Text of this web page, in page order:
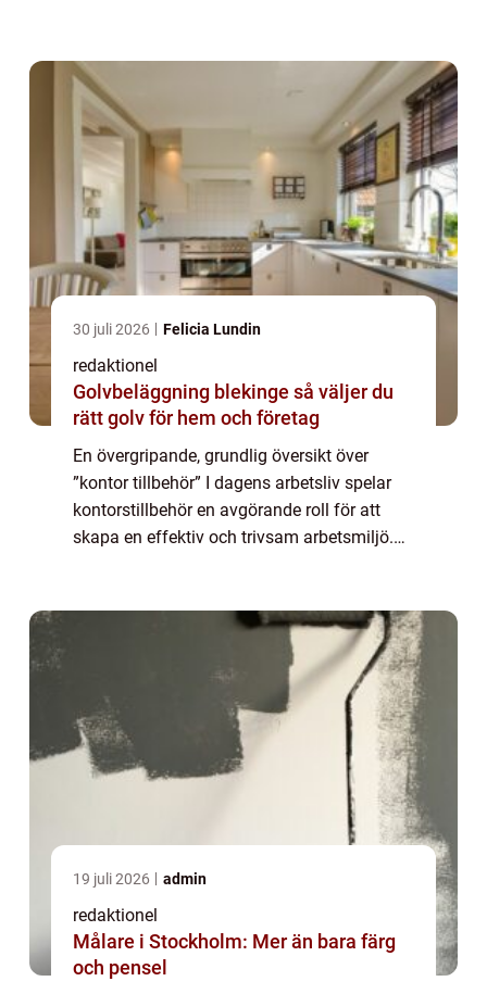
30 juli 2026 Felicia Lundin
redaktionel
Golvbeläggning blekinge så väljer du
rätt golv för hem och företag
En övergripande, grundlig översikt över
”kontor tillbehör” I dagens arbetsliv spelar
kontorstillbehör en avgörande roll för att
skapa en effektiv och trivsam arbetsmiljö.
19 juli 2026 admin
redaktionel
Målare i Stockholm: Mer än bara färg
och pensel